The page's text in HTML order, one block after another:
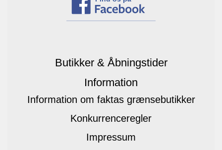
Butikker & Åbningstider
Information
Information om faktas grænsebutikker
Konkurrenceregler
Impressum